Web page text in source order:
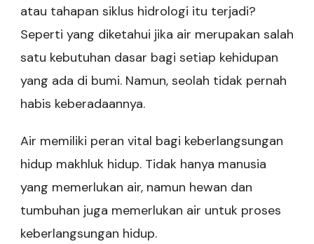
atau tahapan siklus hidrologi itu terjadi?
Seperti yang diketahui jika air merupakan salah
satu kebutuhan dasar bagi setiap kehidupan
yang ada di bumi. Namun, seolah tidak pernah
habis keberadaannya.
Air memiliki peran vital bagi keberlangsungan
hidup makhluk hidup. Tidak hanya manusia
yang memerlukan air, namun hewan dan
tumbuhan juga memerlukan air untuk proses
keberlangsungan hidup.